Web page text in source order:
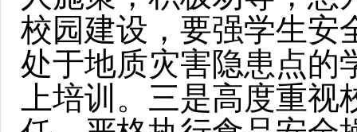
校园建设，要强学生安
处于地质灾害隐患点的
上培训。三是高度重视